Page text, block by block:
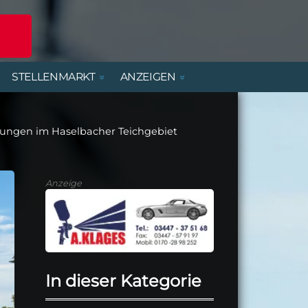
STELLENMARKT ANZEIGEN
im Haselbacher Teichgebiet
Anzeige
In dieser Kategorie